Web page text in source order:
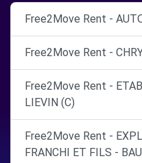
Free2Move Rent -
Free2Move Rent -
Free2Move Rent -
LIEVIN (C)
Free2Move Rent -
FRANCHI ET FILS -